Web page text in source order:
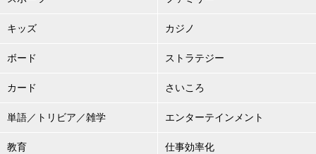
キッズ カジノ
ボード ストラテジー
カード さいころ
単語／トリビア／雑学 エンターテインメント
教育 仕事効率化